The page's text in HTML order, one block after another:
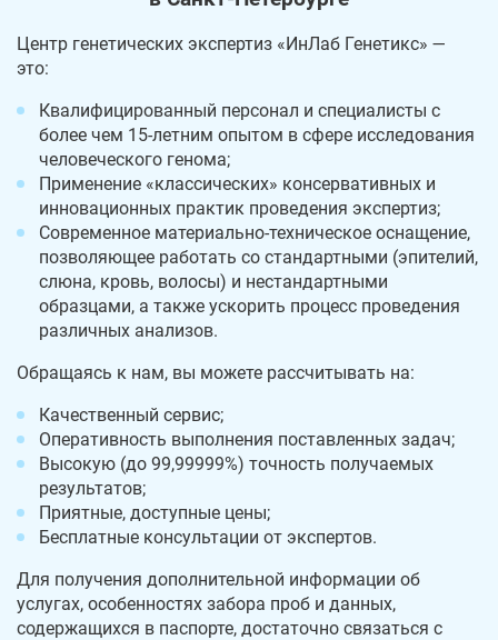
Центр генетических экспертиз «ИнЛаб Генетикс» —
это:
Квалифицированный персонал и специалисты с
более чем 15-летним опытом в сфере исследования
человеческого генома;
Применение «классических» консервативных и
инновационных практик проведения экспертиз;
Современное материально-техническое оснащение,
позволяющее работать со стандартными (эпителий,
слюна, кровь, волосы) и нестандартными
образцами, а также ускорить процесс проведения
различных анализов.
Обращаясь к нам, вы можете рассчитывать на:
Качественный сервис;
Оперативность выполнения поставленных задач;
Высокую (до 99,99999%) точность получаемых
результатов;
Приятные, доступные цены;
Бесплатные консультации от экспертов.
Для получения дополнительной информации об
услугах, особенностях забора проб и данных,
содержащихся в паспорте, достаточно связаться с